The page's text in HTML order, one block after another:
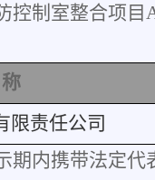
控制室整合项目
限责任公司
期内携带法定